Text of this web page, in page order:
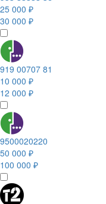
25 000 ₽
30 000 ₽
919 00707 81
10 000 ₽
12 000 ₽
9500020220
50 000 ₽
100 000 ₽